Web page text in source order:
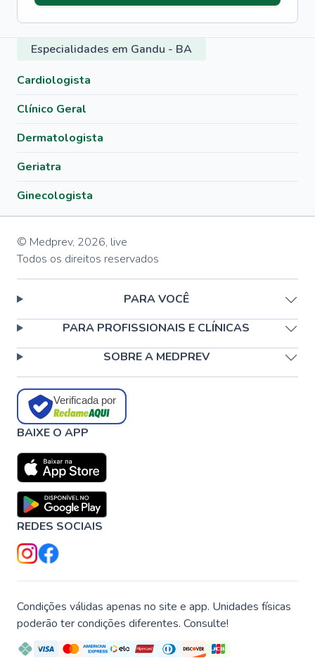
Especialidades em Gandu - BA
Cardiologista
Clínico Geral
Dermatologista
Geriatra
Ginecologista
© Medprev, 2026, live
Todos os direitos reservados
PARA VOCÊ
PARA PROFISSIONAIS E CLÍNICAS
SOBRE A MEDPREV
Verificada por
BAIXE O APP
REDES SOCIAIS
Condições válidas apenas no site e app. Unidades físicas
poderão ter condições diferentes. Consulte!